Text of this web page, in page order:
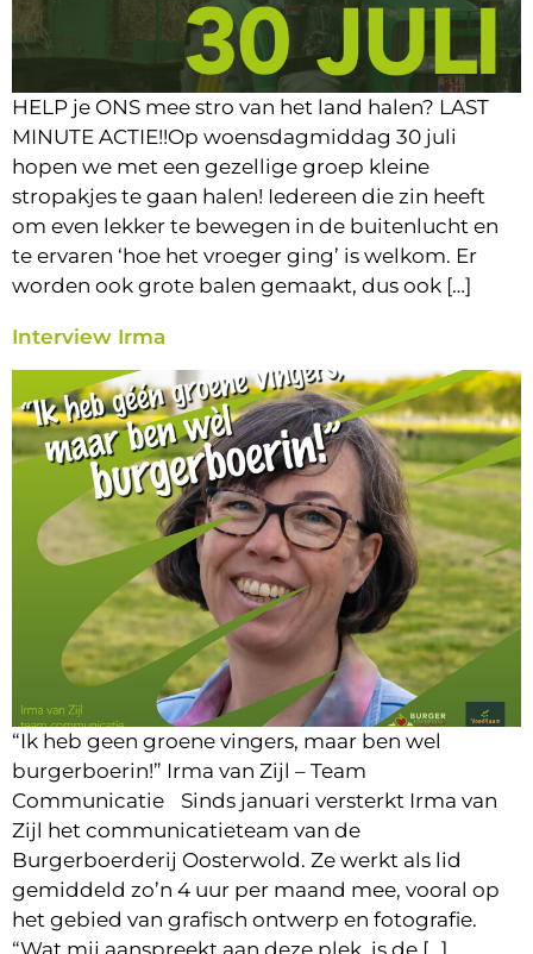
HELP je ONS mee stro van het land halen? LAST
MINUTE ACTIE!!Op woensdagmiddag 30 juli
hopen we met een gezellige groep kleine
stropakjes te gaan halen! Iedereen die zin heeft
om even lekker te bewegen in de buitenlucht en
te ervaren ‘hoe het vroeger ging’ is welkom. Er
worden ook grote balen gemaakt, dus ook […]
Interview Irma
“Ik heb geen groene vingers, maar ben wel
burgerboerin!” Irma van Zijl – Team
Communicatie Sinds januari versterkt Irma van
Zijl het communicatieteam van de
Burgerboerderij Oosterwold. Ze werkt als lid
gemiddeld zo’n 4 uur per maand mee, vooral op
het gebied van grafisch ontwerp en fotografie.
“Wat mij aanspreekt aan deze plek, is de […]